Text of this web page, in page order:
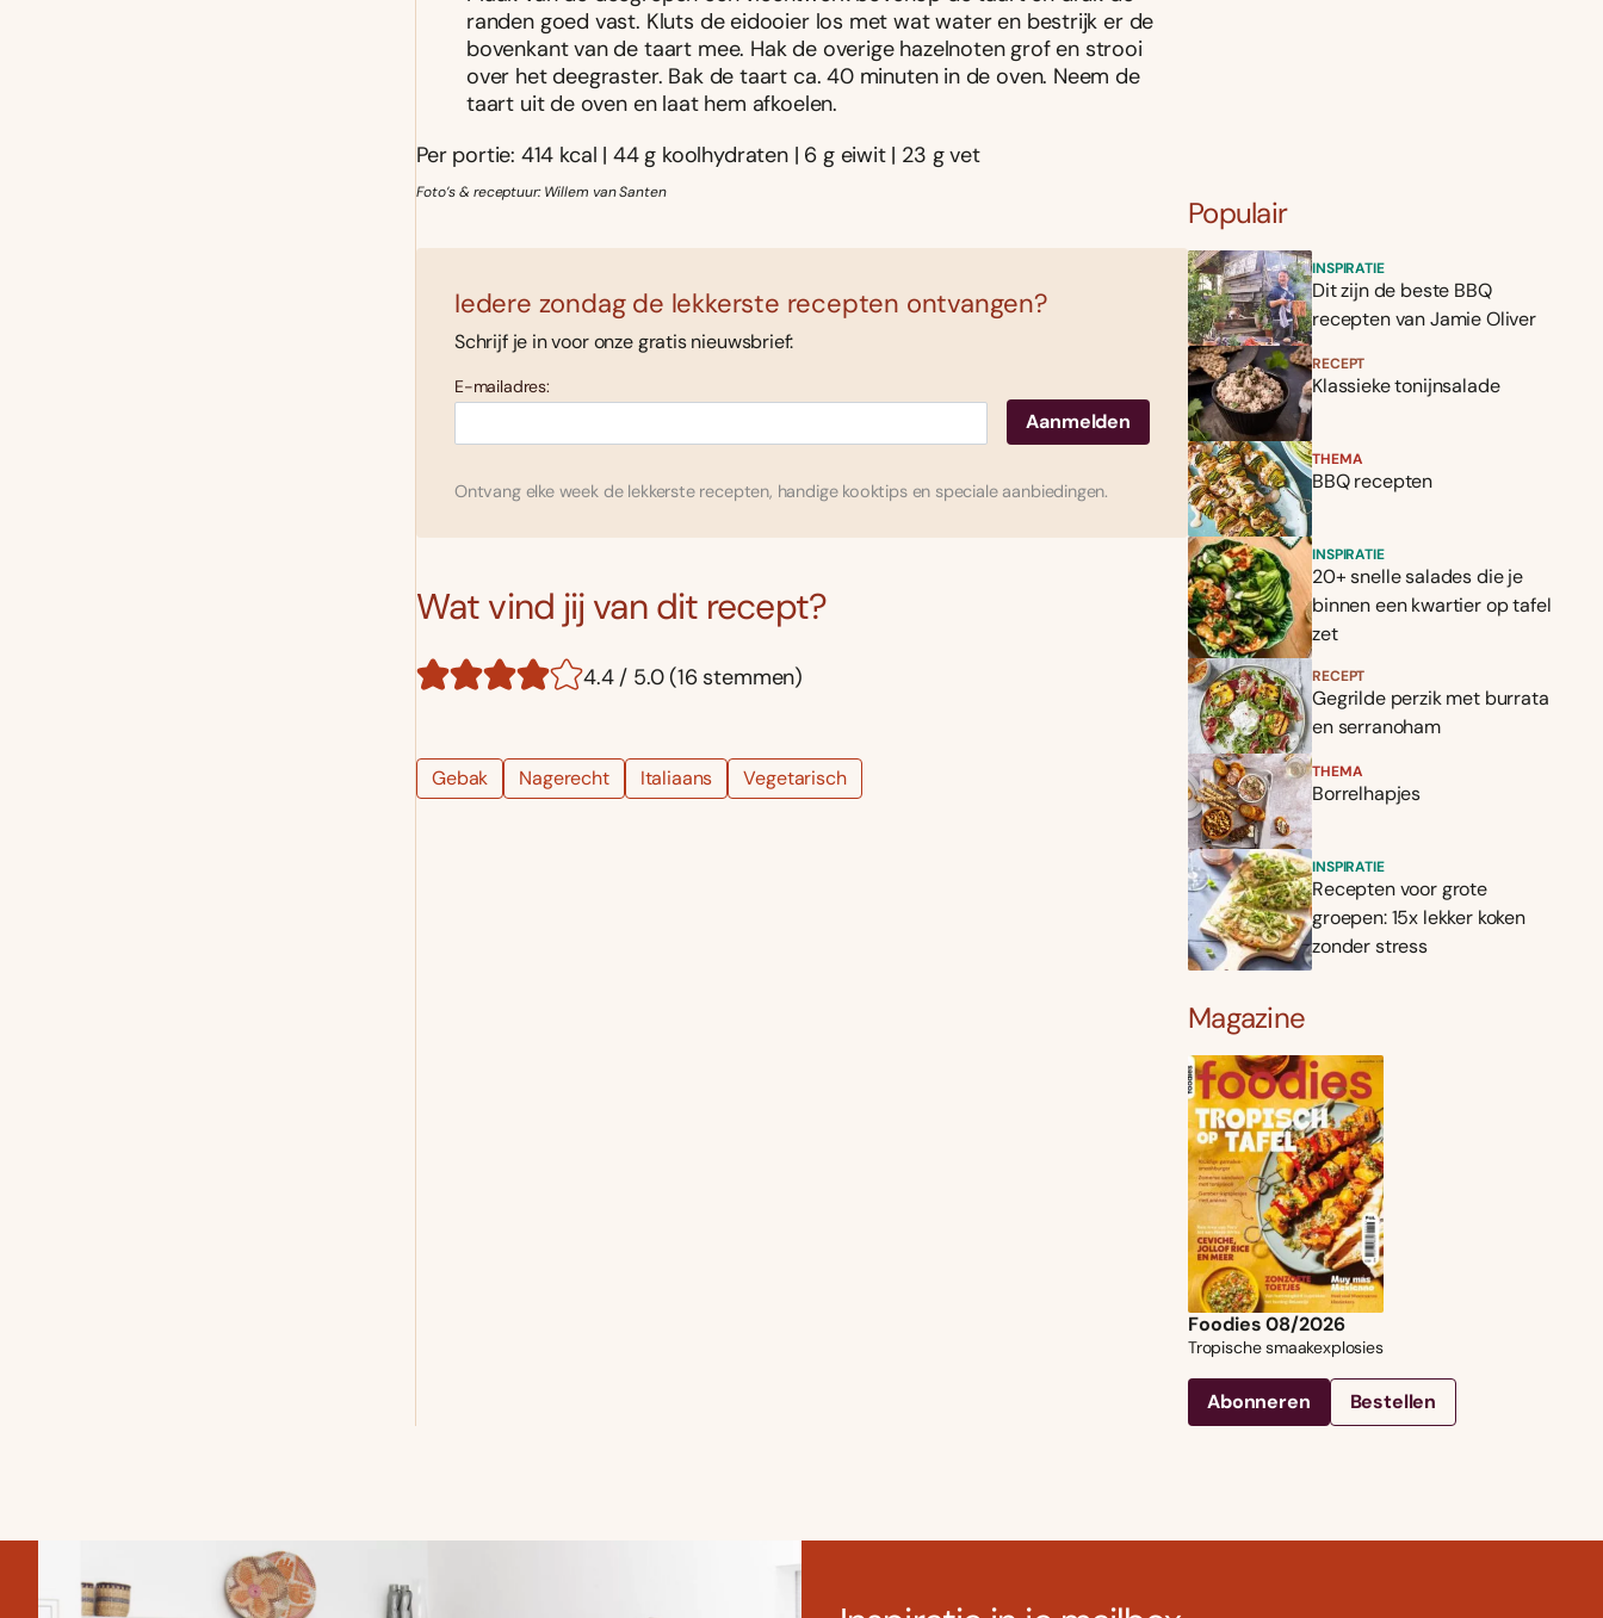
randen goed vast. Kluts de eidooier los met wat water en bestrijk er de
bovenkant van de taart mee. Hak de overige hazelnoten grof en strooi
over het deegraster. Bak de taart ca. 40 minuten in de oven. Neem de
taart uit de oven en laat hem afkoelen.
Per portie: 414 kcal | 44 g koolhydraten | 6 g eiwit | 23 g vet
Foto’s & receptuur: Willem van Santen
Iedere zondag de lekkerste recepten ontvangen?
Schrijf je in voor onze gratis nieuwsbrief:
E-mailadres:
Ontvang elke week de lekkerste recepten, handige kooktips en speciale aanbiedingen.
Wat vind jij van dit recept?
4.4 / 5.0 (16 stemmen)
Gebak Nagerecht Italiaans Vegetarisch
Populair
INSPIRATIE
Dit zijn de beste BBQ
recepten van Jamie Oliver
RECEPT
Klassieke tonijnsalade
THEMA
BBQ recepten
INSPIRATIE
20+ snelle salades die je
binnen een kwartier op tafel
zet
RECEPT
Gegrilde perzik met burrata
en serranoham
THEMA
Borrelhapjes
INSPIRATIE
Recepten voor grote
groepen: 15x lekker koken
zonder stress
Magazine
Foodies 08/2026
Tropische smaakexplosies
Abonneren Bestellen